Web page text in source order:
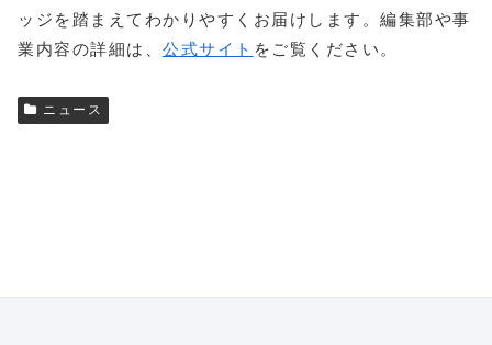
ッジを踏まえてわかりやすくお届けします。編集部や事
業内容の詳細は、 公式サイト をご覧ください。
ニュース